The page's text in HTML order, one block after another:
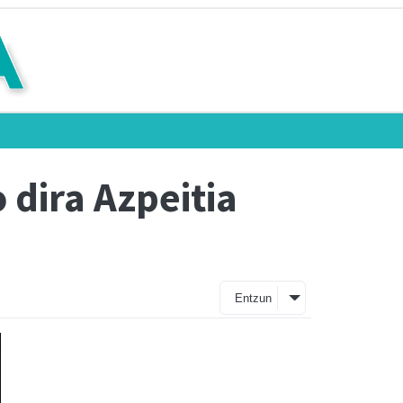
Azpeitia
Entzun